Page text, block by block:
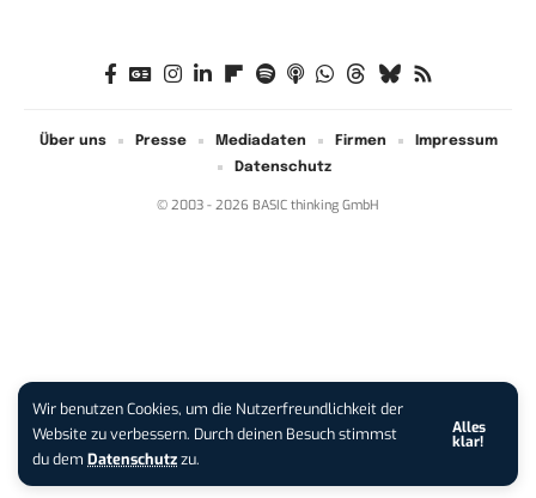
Wir benutzen Cookies, um die Nutzerfreundlichkeit der
Website zu verbessern. Durch deinen Besuch stimmst
du dem Datenschutzzu.
Alles
klar!
© 2003 - 2026 BASIC thinking GmbH
Über uns Presse Mediadaten Firmen
Impressum
Datenschutz